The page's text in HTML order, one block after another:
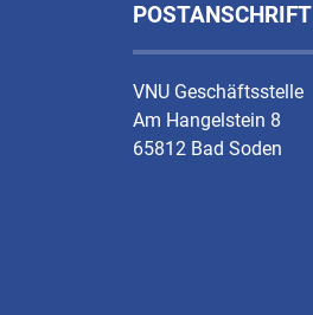
POSTANSCHRIFT
VNU Geschäftsstelle
Am Hangelstein 8
65812 Bad Soden